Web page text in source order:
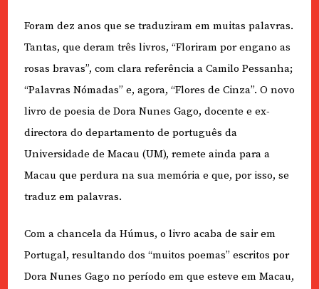
Foram dez anos que se traduziram em muitas palavras.
Tantas, que deram três livros, “Floriram por engano as
rosas bravas”, com clara referência a Camilo Pessanha;
“Palavras Nómadas” e, agora, “Flores de Cinza”. O novo
livro de poesia de Dora Nunes Gago, docente e ex-
directora do departamento de português da
Universidade de Macau (UM), remete ainda para a
Macau que perdura na sua memória e que, por isso, se
traduz em palavras.
Com a chancela da Húmus, o livro acaba de sair em
Portugal, resultando dos “muitos poemas” escritos por
Dora Nunes Gago no período em que esteve em Macau,